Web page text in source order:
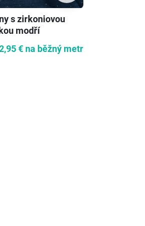
s zirkoniovou
modří
€ na běžný metr